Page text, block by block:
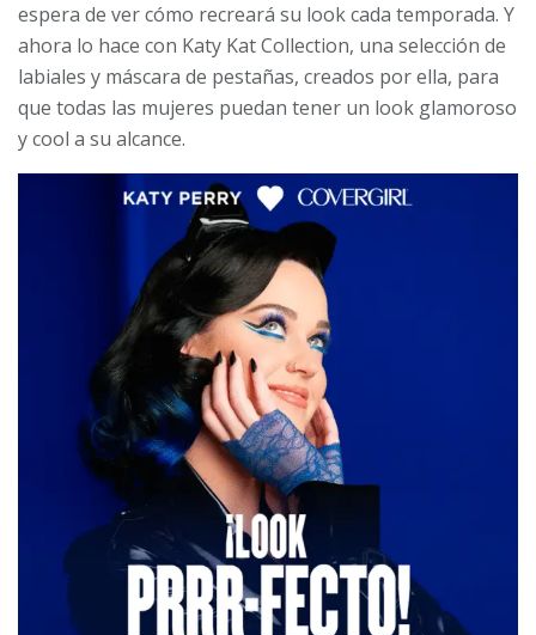
espera de ver cómo recreará su look cada temporada. Y
ahora lo hace con Katy Kat Collection, una selección de
labiales y máscara de pestañas, creados por ella, para
que todas las mujeres puedan tener un look glamoroso
y cool a su alcance.